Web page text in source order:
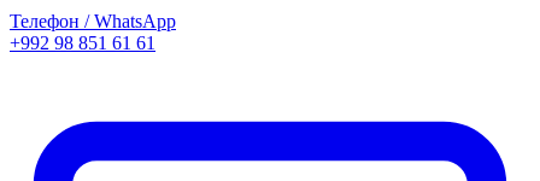
Телефон / WhatsApp
+992 98 851 61 61